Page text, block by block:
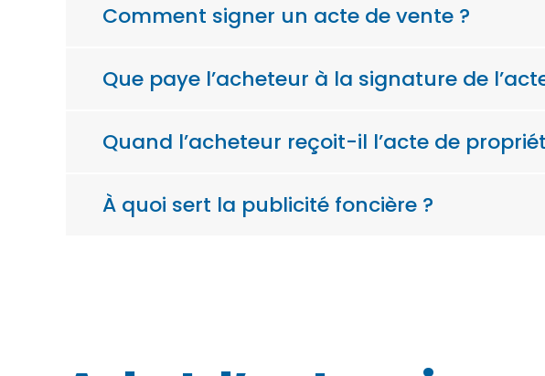
Comment signer un acte de vente ?
Que paye l’acheteur à la signature de
Quand l’acheteur reçoit-il l’acte de
À quoi sert la publicité foncière ?